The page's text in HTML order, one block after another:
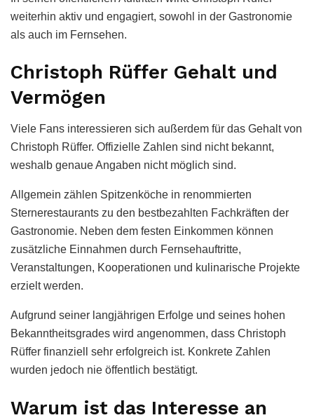
weiterhin aktiv und engagiert, sowohl in der Gastronomie
als auch im Fernsehen.
Christoph Rüffer Gehalt und
Vermögen
Viele Fans interessieren sich außerdem für das Gehalt von
Christoph Rüffer. Offizielle Zahlen sind nicht bekannt,
weshalb genaue Angaben nicht möglich sind.
Allgemein zählen Spitzenköche in renommierten
Sternerestaurants zu den bestbezahlten Fachkräften der
Gastronomie. Neben dem festen Einkommen können
zusätzliche Einnahmen durch Fernsehauftritte,
Veranstaltungen, Kooperationen und kulinarische Projekte
erzielt werden.
Aufgrund seiner langjährigen Erfolge und seines hohen
Bekanntheitsgrades wird angenommen, dass Christoph
Rüffer finanziell sehr erfolgreich ist. Konkrete Zahlen
wurden jedoch nie öffentlich bestätigt.
Warum ist das Interesse an